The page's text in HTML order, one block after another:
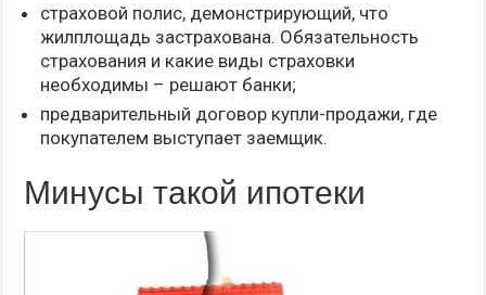
страховой полис, демонстрирующий, что
жилплощадь застрахована. Обязательность
страхования и какие виды страховки
необходимы – решают банки;
предварительный договор купли-продажи, где
покупателем выступает заемщик.
Минусы такой ипотеки